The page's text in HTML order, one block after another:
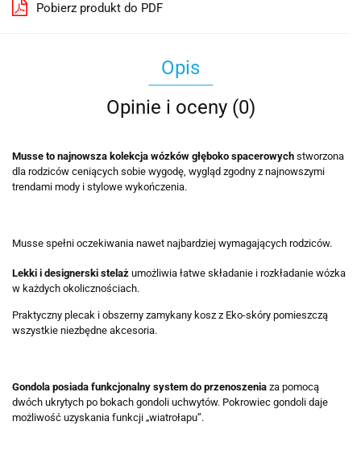
Pobierz produkt do PDF
Opis
Opinie i oceny (0)
Musse to najnowsza kolekcja wózków głęboko spacerowych stworzona
dla rodziców ceniących sobie wygodę, wygląd zgodny z najnowszymi
trendami mody i stylowe wykończenia.
Musse spełni oczekiwania nawet najbardziej wymagających rodziców.
Lekki i designerski stelaż umożliwia łatwe składanie i rozkładanie wózka
w każdych okolicznościach.
Praktyczny plecak i obszerny zamykany kosz z Eko-skóry pomieszczą
wszystkie niezbędne akcesoria.
Gondola posiada funkcjonalny system do przenoszenia za pomocą
dwóch ukrytych po bokach gondoli uchwytów. Pokrowiec gondoli daje
możliwość uzyskania funkcji „wiatrołapu”.